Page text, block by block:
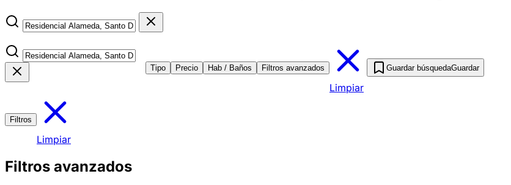
Tipo Precio Hab / Baños Filtros avanzados
Limpiar
Guardar búsquedaGuardar
Filtros
Limpiar
Filtros avanzados